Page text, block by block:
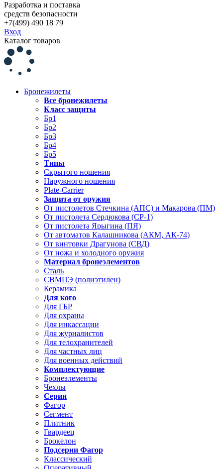
Разработка и поставка
средств безопасности
+7(499) 490 18 79
Вход
Каталог товаров
Бронежилеты
Все бронежилеты
Класс защиты
Бр1
Бр2
Бр3
Бр4
Бр5
Типы
Скрытого ношения
Наружного ношения
Plate-Carrier
Защита от оружия
От пистолетов Стечкина (АПС) и Макарова (ПМ)
От пистолета Сердюкова (СР-1)
От пистолета Ярыгина (ПЯ)
От автоматов Калашникова (АКМ, АК-74)
От винтовки Драгунова (СВД)
От ножа и холодного оружия
Материал бронеэлементов
Сталь
СВМПЭ (полиэтилен)
Керамика
Для кого
Для ГБР
Для охраны
Для инкассации
Для журналистов
Для телохранителей
Для частных лиц
Для военных действий
Комплектующие
Бронеэлементы
Чехлы
Серии
Фагор
Сегмент
Плитник
Гвардеец
Брокелон
Подсерии Фагор
Классический